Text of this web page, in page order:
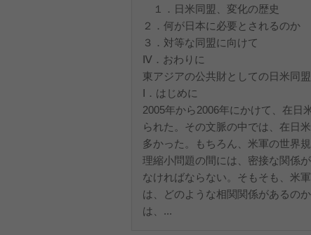
１．日米同盟、変化の歴史
２．何が日本に必要とされるのか
３．対等な同盟に向けて
Ⅳ．おわりに
東アジアの公共財としての日米同盟
Ⅰ．はじめに
2005年から2006年にかけて、在日
られた。その文脈の中では、在日
多かった。もちろん、米軍の世界
理縮小問題の間には、密接な関係
なければならない。そもそも、米
は、どのような相関関係があるの
は、...